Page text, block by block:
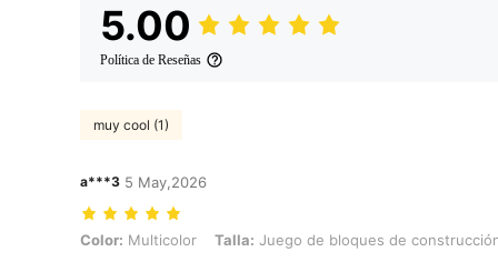
5.00
Política de Reseñas
muy cool (1)
a***3 5 May,2026
Color: Multicolor, Talla: Juego de bloques de construcción Wedo
Color: Multicolor Talla: Juego de bloques de